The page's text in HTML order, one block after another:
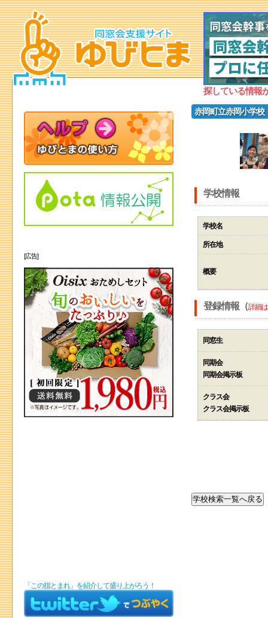
探している情報
赤岡町立赤岡小学校
学校情報
学校名
所在地
概要
登録情報（詳細
同窓生
同期会
同期会掲示板
クラス会
クラス会掲示板
[広告]
「この指とまれ」を紹介して盛り上がろう！